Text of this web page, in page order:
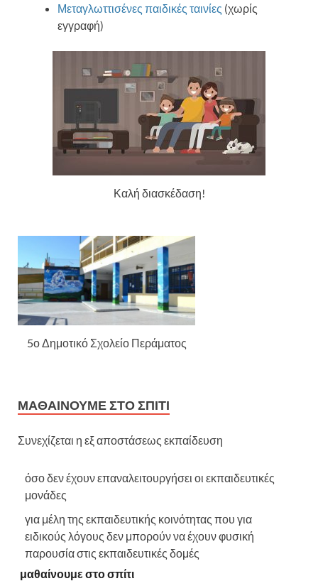
Μεταγλωττισένες παιδικές ταινίες (χωρίς
εγγραφή)
Καλή διασκέδαση!
5ο Δημοτικό Σχολείο Περάματος
ΜΑΘΑΊΝΟΥΜΕ ΣΤΟ ΣΠΊΤΙ
Συνεχίζεται η εξ αποστάσεως εκπαίδευση
όσο δεν έχουν επαναλειτουργήσει οι εκπαιδευτικές
μονάδες
για μέλη της εκπαιδευτικής κοινότητας που για
ειδικούς λόγους δεν μπορούν να έχουν φυσική
παρουσία στις εκπαιδευτικές δομές
μαθαίνουμε στο σπίτι